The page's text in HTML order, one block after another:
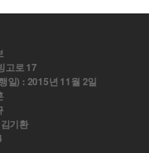
고로 17
일) : 2015년 11월 2일
기환